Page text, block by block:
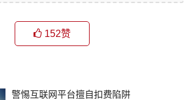
152赞
警惕互联网平台擅自扣费陷阱